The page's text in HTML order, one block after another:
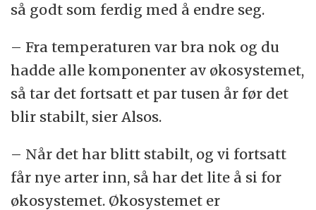
så godt som ferdig med å endre seg.
– Fra temperaturen var bra nok og du
hadde alle komponenter av økosystemet,
så tar det fortsatt et par tusen år før det
blir stabilt, sier Alsos.
– Når det har blitt stabilt, og vi fortsatt
får nye arter inn, så har det lite å si for
økosystemet. Økosystemet er